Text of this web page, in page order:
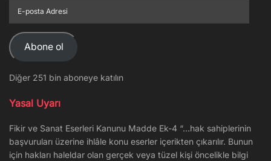
posta
Adresi
Abone ol
Diğer 251 bin aboneye katılın
Yasal Uyarı
Fikir ve Sanat Eserleri Kanunu Madde Ek-4 “…hak sahiplerinin
başvuruları üzerine ihlâle konu eserler içerikten çıkarılır. Bunun
için hakları haleldar olan gerçek veya tüzel kişi öncelikle bilgi